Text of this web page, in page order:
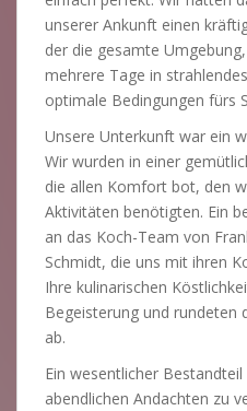
unserer Ankunft einen
der die gesamte
mehrere Tage in
optimale Bedingungen fürs
Unsere Unterkunft war ein
Wir wurden in einer
die allen Komfort bot, den
Aktivitäten benötigten. Ein
an das Koch-Team von
Schmidt, die uns mit ihren
Ihre kulinarischen
Begeisterung und rundeten
ab.
Ein wesentlicher
abendlichen Andachten zu